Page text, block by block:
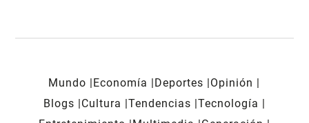
Mundo Economía Deportes
Opinión
Blogs
Cultura Tendencias Tecnología